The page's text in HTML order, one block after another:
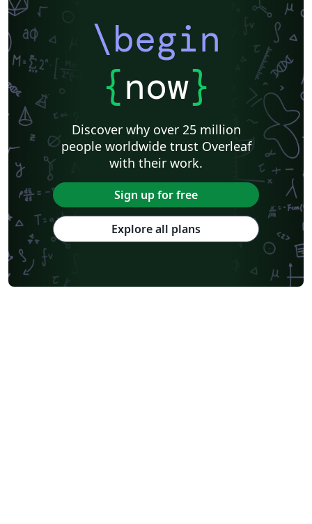
\begin
{now}
Discover why over 25 million
people worldwide trust Overleaf
with their work.
Sign up for free
Explore all plans